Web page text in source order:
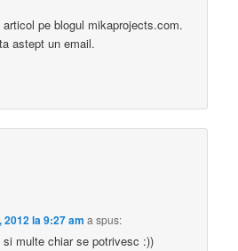
pe blogul mikaprojects.com.
astept un email.
2012 la 9:27 am a spus:
multe chiar se potrivesc :))